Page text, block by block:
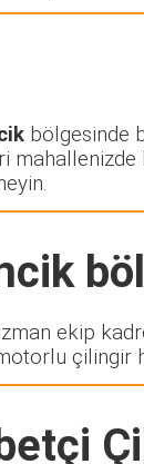
bölgesinde
ekip
çilingir